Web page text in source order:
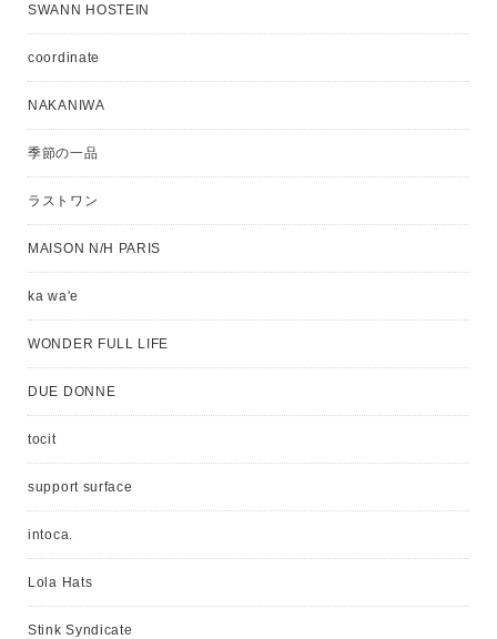
SWANN HOSTEIN
coordinate
NAKANIWA
季節の一品
ラストワン
MAISON N/H PARIS
ka wa'e
WONDER FULL LIFE
DUE DONNE
tocit
support surface
intoca.
Lola Hats
Stink Syndicate